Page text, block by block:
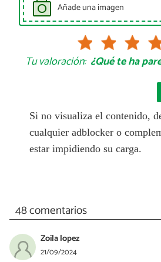
Añade una imagen
Tu valoración: ¿Qué te ha
Si no visualiza el contenido,
cualquier adblocker o
estar impidiendo su carga.
48 comentarios
Zoila lopez
21/09/2024